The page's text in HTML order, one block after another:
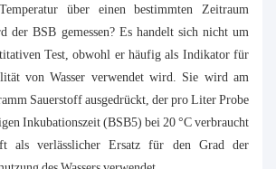
über einen bestimmten Zeitraum
der BSB gemessen? Es handelt sich nicht um
Test, obwohl er häufig als Indikator für
von Wasser verwendet wird. Sie wird am
Sauerstoff ausgedrückt, der pro Liter Probe
Inkubationszeit (BSB5) bei 20 °C verbraucht
als verlässlicher Ersatz für den Grad der